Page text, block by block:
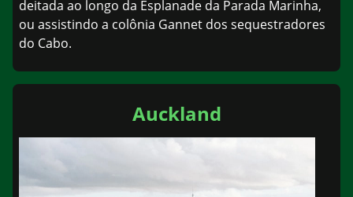
deitada ao longo da Esplanade da Parada Marinha,
ou assistindo a colônia Gannet dos sequestradores
do Cabo.
Auckland